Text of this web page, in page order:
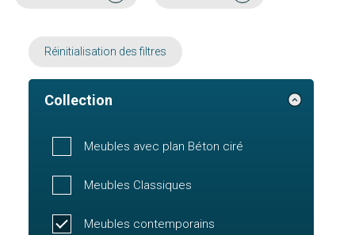
Réinitialisation des filtres
Collection
Meubles avec plan Béton ciré
Meubles Classiques
Meubles contemporains